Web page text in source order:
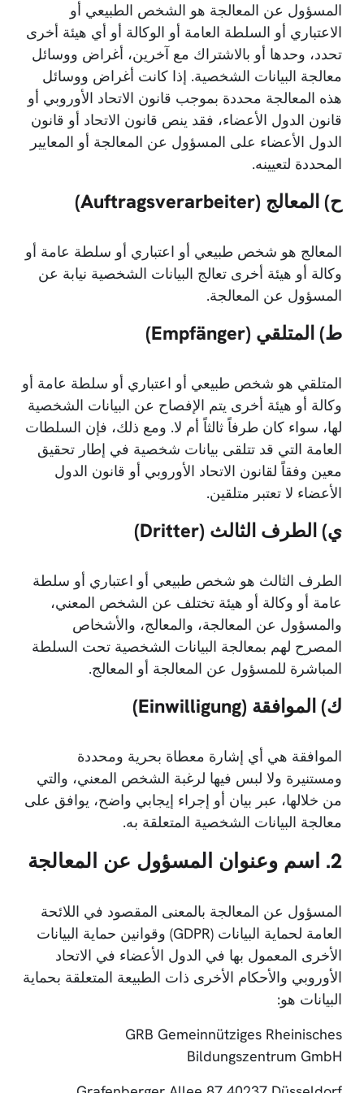
المسؤول عن المعالجة هو الشخص الطبيعي أو
الاعتباري أو السلطة العامة أو الوكالة أو أي هيئة أخرى
تحدد، وحدها أو بالاشتراك مع آخرين، أغراض ووسائل
معالجة البيانات الشخصية. إذا كانت أغراض ووسائل
هذه المعالجة محددة بموجب قانون الاتحاد الأوروبي أو
قانون الدول الأعضاء، فقد ينص قانون الاتحاد أو قانون
الدول الأعضاء على المسؤول عن المعالجة أو المعايير
المحددة لتعيينه.
ح) المعالج (Auftragsverarbeiter)
المعالج هو شخص طبيعي أو اعتباري أو سلطة عامة أو
وكالة أو هيئة أخرى تعالج البيانات الشخصية نيابة عن
المسؤول عن المعالجة.
ط) المتلقي (Empfänger)
المتلقي هو شخص طبيعي أو اعتباري أو سلطة عامة أو
وكالة أو هيئة أخرى يتم الإفصاح عن البيانات الشخصية
لها، سواء كان طرفاً ثالثاً أم لا. ومع ذلك، فإن السلطات
العامة التي قد تتلقى بيانات شخصية في إطار تحقيق
معين وفقاً لقانون الاتحاد الأوروبي أو قانون الدول
الأعضاء لا تعتبر متلقين.
ي) الطرف الثالث (Dritter)
الطرف الثالث هو شخص طبيعي أو اعتباري أو سلطة
عامة أو وكالة أو هيئة تختلف عن الشخص المعني،
والمسؤول عن المعالجة، والمعالج، والأشخاص
المصرح لهم بمعالجة البيانات الشخصية تحت السلطة
المباشرة للمسؤول عن المعالجة أو المعالج.
ك) الموافقة (Einwilligung)
الموافقة هي أي إشارة معطاة بحرية ومحددة
ومستنيرة ولا لبس فيها لرغبة الشخص المعني، والتي
من خلالها، عبر بيان أو إجراء إيجابي واضح، يوافق على
معالجة البيانات الشخصية المتعلقة به.
2. اسم وعنوان المسؤول عن المعالجة
المسؤول عن المعالجة بالمعنى المقصود في اللائحة
العامة لحماية البيانات (GDPR) وقوانين حماية البيانات
الأخرى المعمول بها في الدول الأعضاء في الاتحاد
الأوروبي والأحكام الأخرى ذات الطبيعة المتعلقة بحماية
البيانات هو:
GRB Gemeinnütziges Rheinisches
Bildungszentrum GmbH